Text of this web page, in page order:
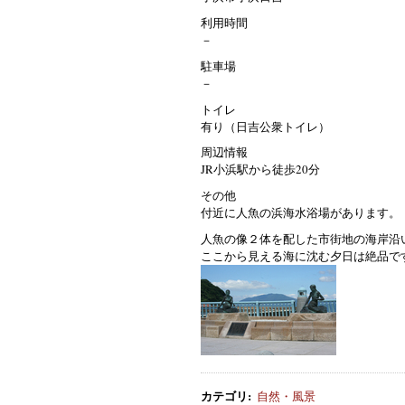
利用時間
－
駐車場
－
トイレ
有り（日吉公衆トイレ）
周辺情報
JR小浜駅から徒歩20分
その他
付近に人魚の浜海水浴場があります。
人魚の像２体を配した市街地の海岸沿
ここから見える海に沈む夕日は絶品で
カテゴリ: 自然・風景